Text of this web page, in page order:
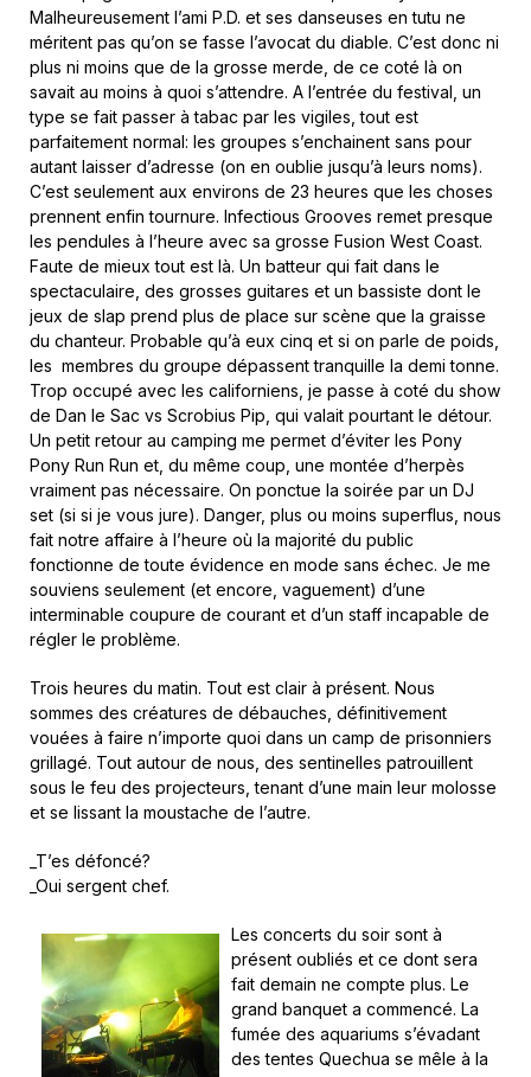
Malheureusement l’ami P.D. et ses danseuses en tutu ne
méritent pas qu’on se fasse l’avocat du diable. C’est donc ni
plus ni moins que de la grosse merde, de ce coté là on
savait au moins à quoi s’attendre. A l’entrée du festival, un
type se fait passer à tabac par les vigiles, tout est
parfaitement normal: les groupes s’enchainent sans pour
autant laisser d’adresse (on en oublie jusqu’à leurs noms).
C’est seulement aux environs de 23 heures que les choses
prennent enfin tournure. Infectious Grooves remet presque
les pendules à l’heure avec sa grosse Fusion West Coast.
Faute de mieux tout est là. Un batteur qui fait dans le
spectaculaire, des grosses guitares et un bassiste dont le
jeux de slap prend plus de place sur scène que la graisse
du chanteur. Probable qu’à eux cinq et si on parle de poids,
les membres du groupe dépassent tranquille la demi tonne.
Trop occupé avec les californiens, je passe à coté du show
de Dan le Sac vs Scrobius Pip, qui valait pourtant le détour.
Un petit retour au camping me permet d’éviter les Pony
Pony Run Run et, du même coup, une montée d’herpès
vraiment pas nécessaire. On ponctue la soirée par un DJ
set (si si je vous jure). Danger, plus ou moins superflus, nous
fait notre affaire à l’heure où la majorité du public
fonctionne de toute évidence en mode sans échec. Je me
souviens seulement (et encore, vaguement) d’une
interminable coupure de courant et d’un staff incapable de
régler le problème.
Trois heures du matin. Tout est clair à présent. Nous
sommes des créatures de débauches, définitivement
vouées à faire n’importe quoi dans un camp de prisonniers
grillagé. Tout autour de nous, des sentinelles patrouillent
sous le feu des projecteurs, tenant d’une main leur molosse
et se lissant la moustache de l’autre.
_T’es défoncé?
_Oui sergent chef.
Les concerts du soir sont à
présent oubliés et ce dont sera
fait demain ne compte plus. Le
grand banquet a commencé. La
fumée des aquariums s’évadant
des tentes Quechua se mêle à la